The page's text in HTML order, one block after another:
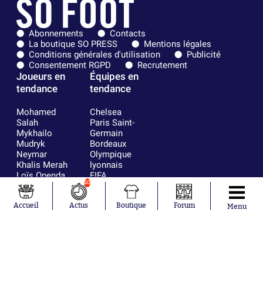
Abonnements
Contacts
La boutique SO PRESS
Mentions légales
Conditions générales d'utilisation
Publicité
Consentement RGPD
Recrutement
Joueurs en
tendance
Mohamed
Salah
Mykhailo
Mudryk
Neymar
Khalis Merah
Loïs Openda
Moussa
Niakhaté
Nicolás
Équipes en
tendance
Chelsea
Paris Saint-
Germain
Bordeaux
Olympique
lyonnais
FIFA
Real Madrid
RC Strasbourg
AC Milan
Accueil
10
Actus Boutique Forum Menu